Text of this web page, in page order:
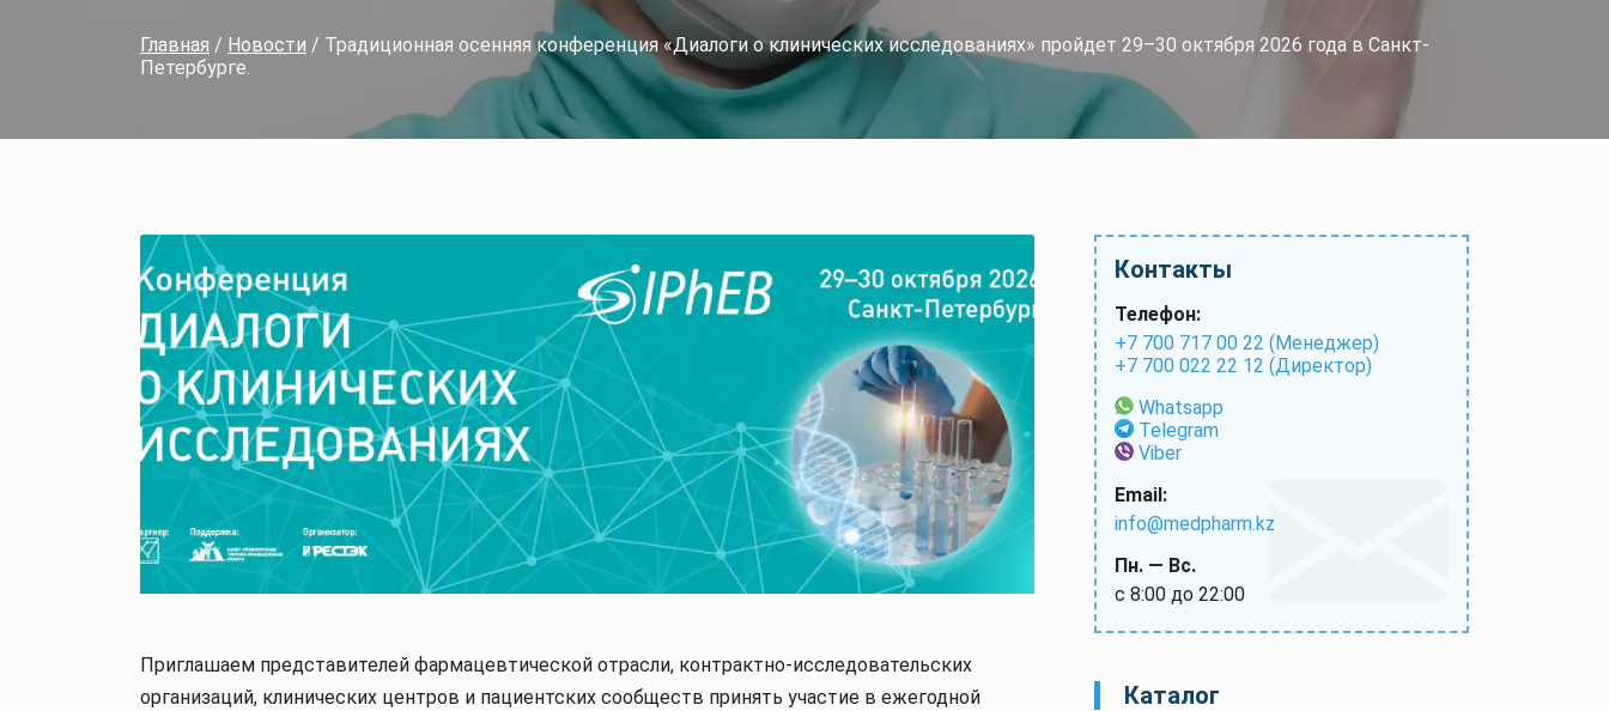
Главная / Новости / Традиционная осенняя конференция «Диалоги о клинических исследованиях» пройдет 29–30 октября 2026 года в Санкт-
Петербурге.
Приглашаем представителей фармацевтической отрасли, контрактно-исследовательских
организаций, клинических центров и пациентских сообществ принять участие в ежегодной
Контакты
Телефон:
+7 700 717 00 22 (Менеджер)
+7 700 022 22 12 (Директор)
Whatsapp
Telegram
Viber
Email:
info@medpharm.kz
Пн. — Вс.
с 8:00 до 22:00
Каталог